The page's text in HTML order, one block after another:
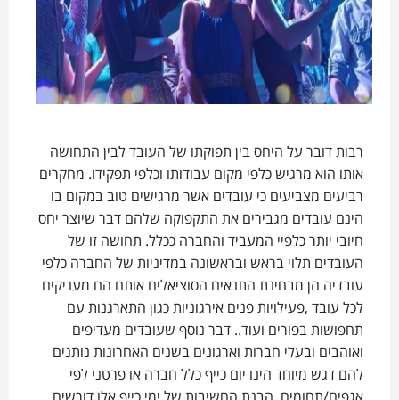
רבות דובר על היחס בין תפוקתו של העובד לבין התחושה
אותו הוא מרגיש כלפי מקום עבודותו וכלפי תפקידו. מחקרים
רביעים מצביעים כי עובדים אשר מרגישים טוב במקום בו
הינם עובדים מגבירים את התקפוקה שלהם דבר שיוצר יחס
חיובי יותר כלפיי המעביד והחברה ככלל. תחושה זו של
העובדים תלוי בראש ובראשונה במדיניות של החברה כלפי
עובדיה הן מבחינת התנאים הסוציאלים אותם הם מעניקים
לכל עובד ,פעילויות פנים אירגוניות כגון התארגנות עם
תחפושות בפורים ועוד.. דבר נוסף שעובדים מעדיפים
ואוהבים ובעלי חברות וארגונים בשנים האחרונות נותנים
להם דגש מיוחד הינו יום כייף כלל חברה או פרטני לפי